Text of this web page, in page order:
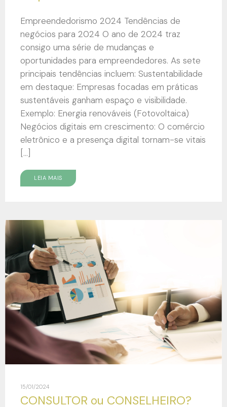
Empreendedorismo 2024 Tendências de
negócios para 2024 O ano de 2024 traz
consigo uma série de mudanças e
oportunidades para empreendedores. As sete
principais tendências incluem: Sustentabilidade
em destaque: Empresas focadas em práticas
sustentáveis ganham espaço e visibilidade.
Exemplo: Energia renováveis (Fotovoltaica)
Negócios digitais em crescimento: O comércio
eletrônico e a presença digital tornam-se vitais
[…]
LEIA MAIS
15/01/2024
CONSULTOR ou CONSELHEIRO?